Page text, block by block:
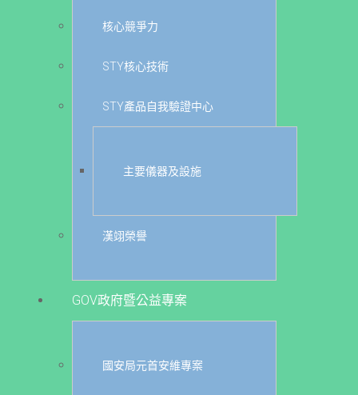
核心競爭力
STY核心技術
STY產品自我驗證中心
主要儀器及設施
漢翊榮譽
GOV政府暨公益專案
國安局元首安維專案